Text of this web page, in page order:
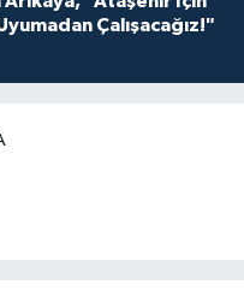
Çalışacağız!"